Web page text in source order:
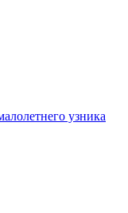
узника